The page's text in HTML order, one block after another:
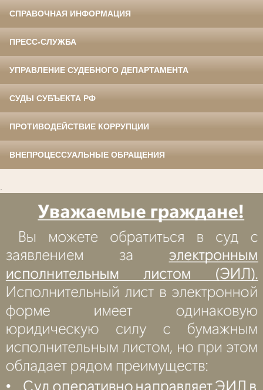
СПРАВОЧНАЯ ИНФОРМАЦИЯ
ПРЕСС-СЛУЖБА
УПРАВЛЕНИЕ СУДЕБНОГО ДЕПАРТАМЕНТА
СУДЫ СУБЪЕКТА РФ
ПРОТИВОДЕЙСТВИЕ КОРРУПЦИИ
ВНЕПРОЦЕССУАЛЬНЫЕ ОБРАЩЕНИЯ